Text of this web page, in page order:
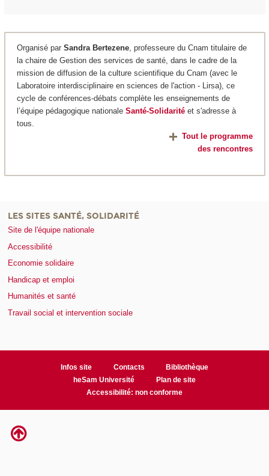
Organisé par Sandra Bertezene, professeure du Cnam titulaire de
la chaire de Gestion des services de santé, dans le cadre de la
mission de diffusion de la culture scientifique du Cnam (avec le
Laboratoire interdisciplinaire en sciences de l'action - Lirsa), ce
cycle de conférences-débats complète les enseignements de
l’équipe pédagogique nationale Santé-Solidaritéet s'adresse à
tous.
Tout le programme
des rencontres
LES SITES SANTÉ, SOLIDARITÉ
Site de l'équipe nationale
Accessibilité
Economie solidaire
Handicap et emploi
Humanités et santé
Travail social et intervention sociale
Infos site Contacts
Bibliothèque
heSam Université
Plan de site
Accessibilité: non conforme